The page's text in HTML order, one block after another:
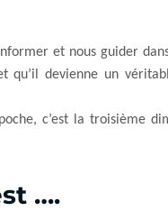
et nous guider
qu’il devienne un
c’est la troisième
….